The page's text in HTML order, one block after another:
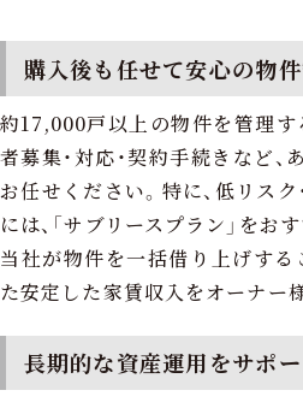
購入後も任せて安心の物
約17,000戸以上の物件を管理す
者募集・対応・契約手続きなど
お任せください。特に、低リス
には、「サブリースプラン」をお
当社が物件を一括借り上げする
た安定した家賃収入をオーナー
長期的な資産運用をサポー